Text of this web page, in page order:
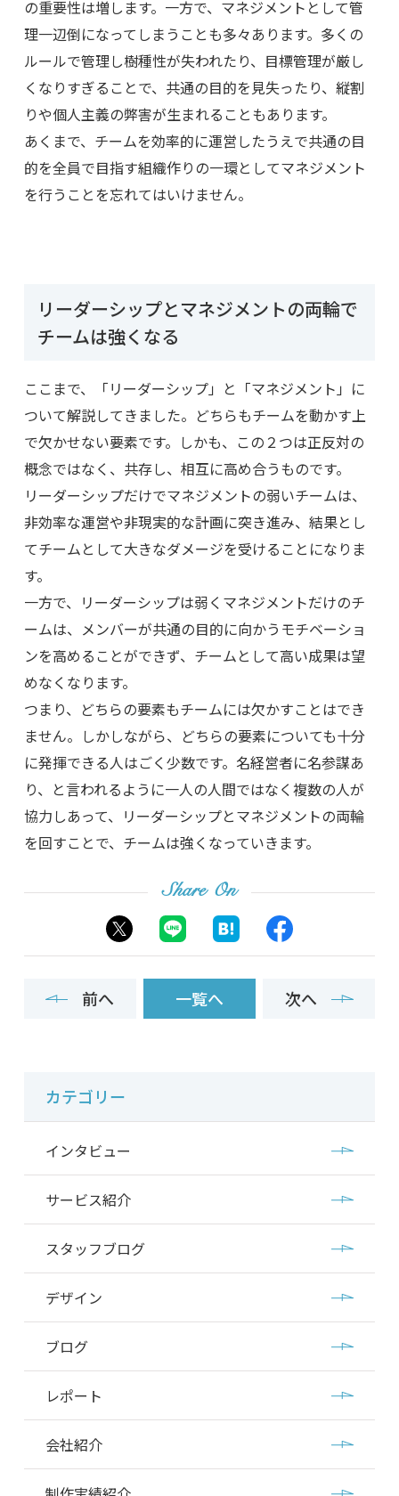
の重要性は増します。一方で、マネジメントとして管
理一辺倒になってしまうことも多々あります。多くの
ルールで管理し樹種性が失われたり、目標管理が厳し
くなりすぎることで、共通の目的を見失ったり、縦割
りや個人主義の弊害が生まれることもあります。
あくまで、チームを効率的に運営したうえで共通の目
的を全員で目指す組織作りの一環としてマネジメント
を行うことを忘れてはいけません。
リーダーシップとマネジメントの両輪で
チームは強くなる
ここまで、「リーダーシップ」と「マネジメント」に
ついて解説してきました。どちらもチームを動かす上
で欠かせない要素です。しかも、この２つは正反対の
概念ではなく、共存し、相互に高め合うものです。
リーダーシップだけでマネジメントの弱いチームは、
非効率な運営や非現実的な計画に突き進み、結果とし
てチームとして大きなダメージを受けることになりま
す。
一方で、リーダーシップは弱くマネジメントだけのチ
ームは、メンバーが共通の目的に向かうモチベーショ
ンを高めることができず、チームとして高い成果は望
めなくなります。
つまり、どちらの要素もチームには欠かすことはでき
ません。しかしながら、どちらの要素についても十分
に発揮できる人はごく少数です。名経営者に名参謀あ
り、と言われるように一人の人間ではなく複数の人が
協力しあって、リーダーシップとマネジメントの両輪
を回すことで、チームは強くなっていきます。
Share On
前へ 一覧へ 次へ
カテゴリー
インタビュー
サービス紹介
スタッフブログ
デザイン
ブログ
レポート
会社紹介